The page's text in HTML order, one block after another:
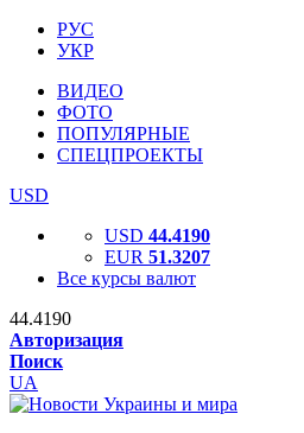
РУС
УКР
ВИДЕО
ФОТО
ПОПУЛЯРНЫЕ
СПЕЦПРОЕКТЫ
USD
USD 44.4190
EUR 51.3207
Все курсы валют
44.4190
Авторизация
Поиск
UA